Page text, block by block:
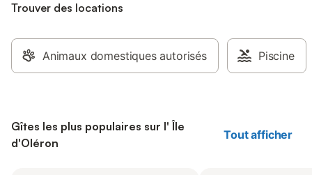
Trouver des locations
Animaux domestiques autorisés Piscine
Gîtes les plus populaires sur l' Île
d'Oléron
Tout afficher